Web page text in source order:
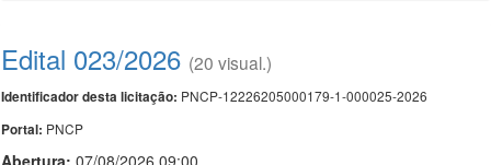
Edital 023/2026 (20 visual.)
Identificador desta licitação: PNCP-12226205000179-1-000025-2026
Portal: PNCP
Abertura: 07/08/2026 09:00